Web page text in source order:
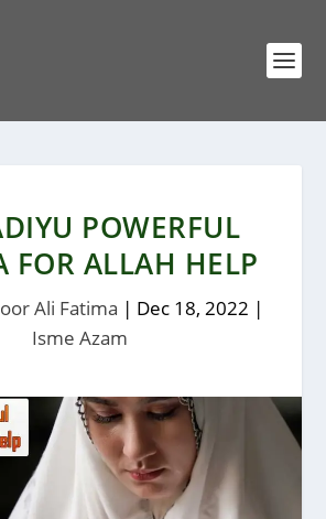
POWERFUL
FOR ALLAH HELP
Ali Fatima | Dec 18, 2022 |
Isme Azam